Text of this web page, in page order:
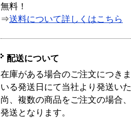
無料！
⇒送料について詳しくはこちら
配送について
在庫がある場合のご注文につき
いる発送日にて当社より発送い
尚、複数の商品をご注文の場合
発送となります。